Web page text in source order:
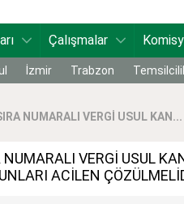
Çalışmalar
İzmir Trabzon
NUMARALI VERGİ USUL KAN...
VERGİ USUL
ACİLEN